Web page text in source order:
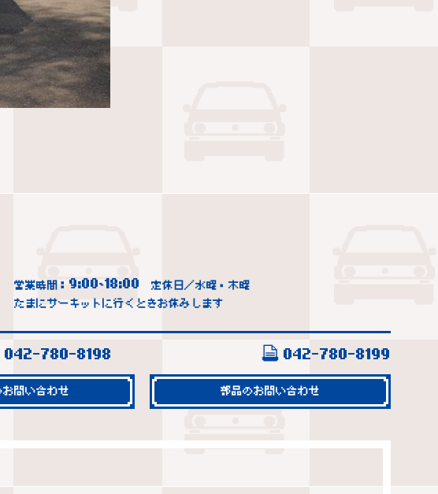
営業時間： 9:00~18:00
定休日／水曜・木曜
たまにサーキットに行くときお休みします
042-780-8198 042-780-8199
お問い合わせ 部品のお問い合わせ